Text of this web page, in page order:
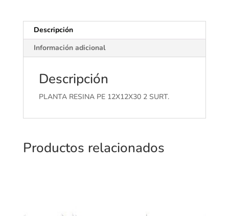
Descripción
Información adicional
Descripción
PLANTA RESINA PE 12X12X30 2 SURT.
Productos relacionados